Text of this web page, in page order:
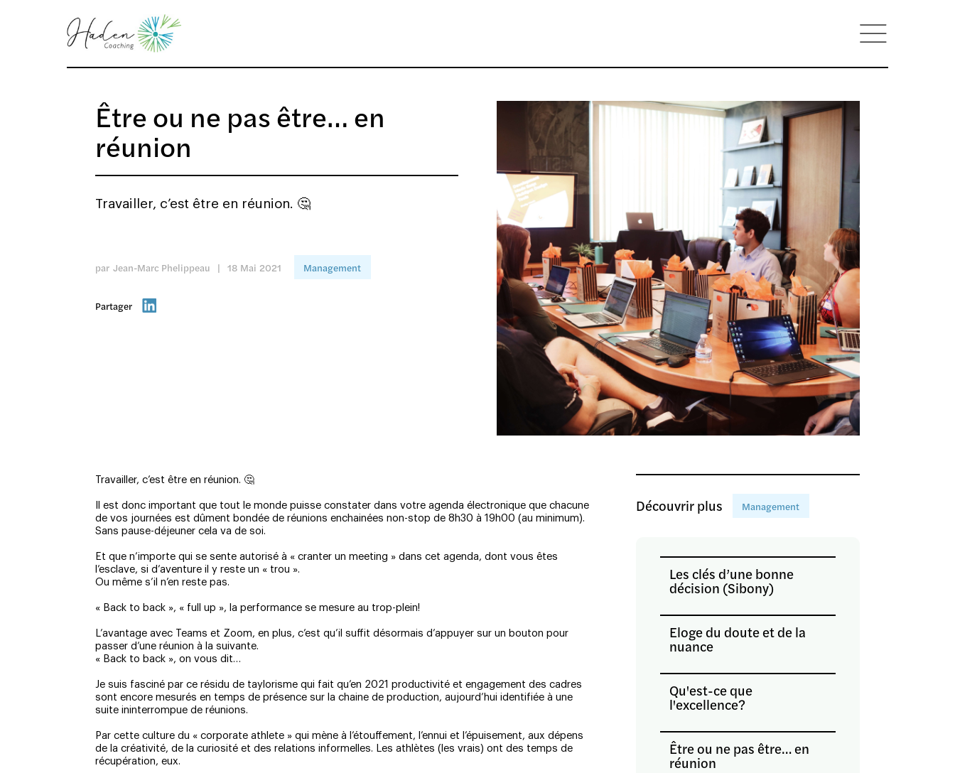
Être ou ne pas être… en
réunion
Travailler, c’est être en réunion. 🤔
par Jean-Marc Phelippeau | 18 Mai 2021 Management
Partager
Travailler, c’est être en réunion. 🤔
Il est donc important que tout le monde puisse constater dans votre agenda électronique que chacune
de vos journées est dûment bondée de réunions enchainées non-stop de 8h30 à 19h00 (au minimum).
Sans pause-déjeuner cela va de soi.
Et que n’importe qui se sente autorisé à « cranter un meeting » dans cet agenda, dont vous êtes
l’esclave, si d’aventure il y reste un « trou ».
Ou même s’il n’en reste pas.
« Back to back », « full up », la performance se mesure au trop-plein!
L’avantage avec Teams et Zoom, en plus, c’est qu’il suffit désormais d’appuyer sur un bouton pour
passer d’une réunion à la suivante.
« Back to back », on vous dit…
Je suis fasciné par ce résidu de taylorisme qui fait qu’en 2021 productivité et engagement des cadres
sont encore mesurés en temps de présence sur la chaine de production, aujourd’hui identifiée à une
suite ininterrompue de réunions.
Par cette culture du « corporate athlete » qui mène à l’étouffement, l’ennui et l’épuisement, aux dépens
de la créativité, de la curiosité et des relations informelles. Les athlètes (les vrais) ont des temps de
récupération, eux.
Découvrir plus Management
Les clés d’une bonne
décision (Sibony)
Eloge du doute et de la
nuance
Qu'est-ce que
l'excellence?
Être ou ne pas être… en
réunion